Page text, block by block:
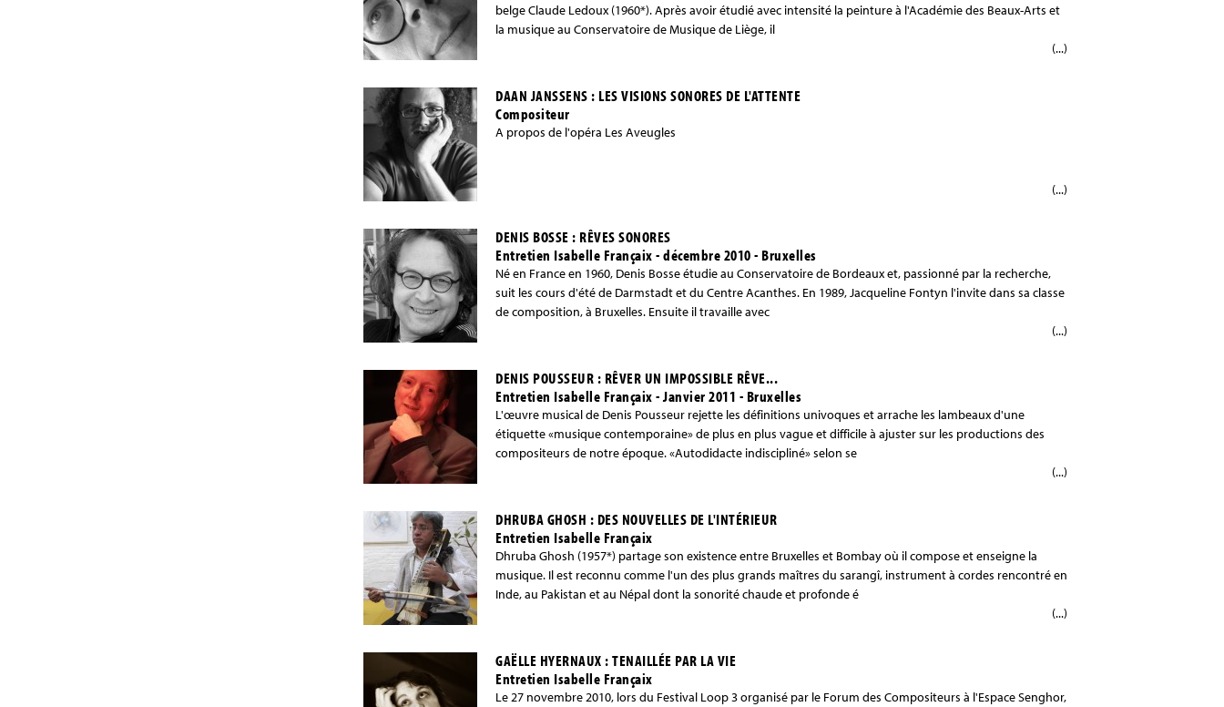
belge Claude Ledoux (1960*). Après avoir étudié avec intensité la peinture à l'Académie des Beaux-Arts et
la musique au Conservatoire de Musique de Liège, il
(...)
DAAN JANSSENS : LES VISIONS SONORES DE L'ATTENTE
Compositeur
A propos de l'opéra Les Aveugles
(...)
DENIS BOSSE : RÊVES SONORES
Entretien Isabelle Françaix - décembre 2010 - Bruxelles
Né en France en 1960, Denis Bosse étudie au Conservatoire de Bordeaux et, passionné par la recherche,
suit les cours d'été de Darmstadt et du Centre Acanthes. En 1989, Jacqueline Fontyn l'invite dans sa classe
de composition, à Bruxelles. Ensuite il travaille avec
(...)
DENIS POUSSEUR : RÊVER UN IMPOSSIBLE RÊVE...
Entretien Isabelle Françaix - Janvier 2011 - Bruxelles
L'œuvre musical de Denis Pousseur rejette les définitions univoques et arrache les lambeaux d'une
étiquette «musique contemporaine» de plus en plus vague et difficile à ajuster sur les productions des
compositeurs de notre époque. «Autodidacte indiscipliné» selon se
(...)
DHRUBA GHOSH : DES NOUVELLES DE L'INTÉRIEUR
Entretien Isabelle Françaix
Dhruba Ghosh (1957*) partage son existence entre Bruxelles et Bombay où il compose et enseigne la
musique. Il est reconnu comme l'un des plus grands maîtres du sarangî, instrument à cordes rencontré en
Inde, au Pakistan et au Népal dont la sonorité chaude et profonde é
(...)
GAËLLE HYERNAUX : TENAILLÉE PAR LA VIE
Entretien Isabelle Françaix
Le 27 novembre 2010, lors du Festival Loop 3 organisé par le Forum des Compositeurs à l'Espace Senghor,